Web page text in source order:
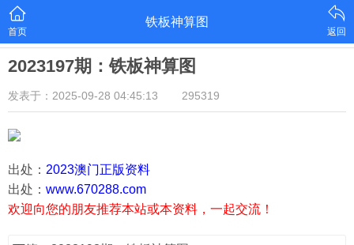
首页
铁板神算图
返回
2023197期：铁板神算图
发表于：2025-09-28 04:45:13 295319
出处： 2023澳门正版资料
出处： www.670288.com
欢迎向您的朋友推荐本站或本资料，一起交流！